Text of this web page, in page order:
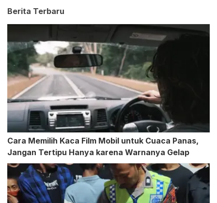
Berita Terbaru
Cara Memilih Kaca Film Mobil untuk Cuaca Panas,
Jangan Tertipu Hanya karena Warnanya Gelap